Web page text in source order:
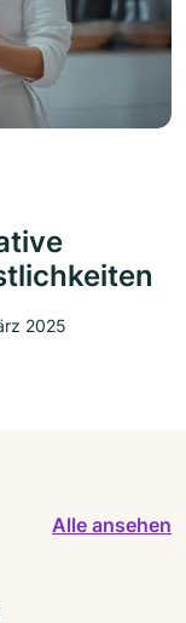
2025
Alle ansehen